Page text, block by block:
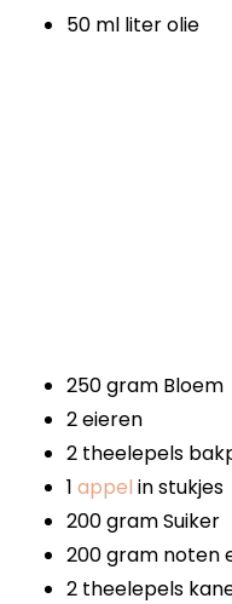
50 ml liter olie
250 gram Bloem
2 eieren
2 theelepels
1 appel in stukjes
200 gram Suiker
200 gram noten
2 theelepels